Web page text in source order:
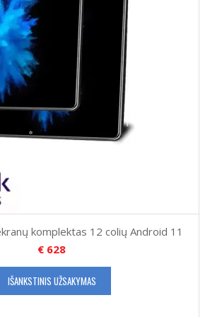
komplektas 12 colių Android 11
€ 628
IŠANKSTINIS UŽSAKYMAS